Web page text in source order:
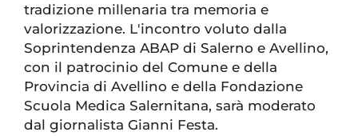
tradizione millenaria tra memoria e
valorizzazione. L'incontro voluto dalla
Soprintendenza ABAP di Salerno e Avellino,
con il patrocinio del Comune e della
Provincia di Avellino e della Fondazione
Scuola Medica Salernitana, sarà moderato
dal giornalista Gianni Festa.